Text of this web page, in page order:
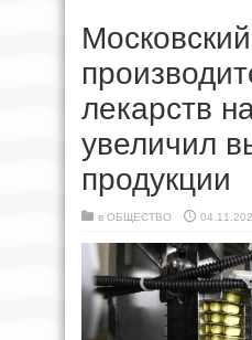
Московский
лекарств
увеличил
продукции
в ОБЩЕСТВО